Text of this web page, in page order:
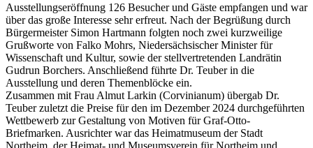
Ausstellungseröffnung 126 Besucher und Gäste empfangen und war
über das große Interesse sehr erfreut. Nach der Begrüßung durch
Bürgermeister Simon Hartmann folgten noch zwei kurzweilige
Grußworte von Falko Mohrs, Niedersächsischer Minister für
Wissenschaft und Kultur, sowie der stellvertretenden Landrätin
Gudrun Borchers. Anschließend führte Dr. Teuber in die
Ausstellung und deren Themenblöcke ein.
Zusammen mit Frau Almut Larkin (Corvinianum) übergab Dr.
Teuber zuletzt die Preise für den im Dezember 2024 durchgeführten
Wettbewerb zur Gestaltung von Motiven für Graf-Otto-
Briefmarken. Ausrichter war das Heimatmuseum der Stadt
Northeim, der Heimat- und Museumsverein für Northeim und